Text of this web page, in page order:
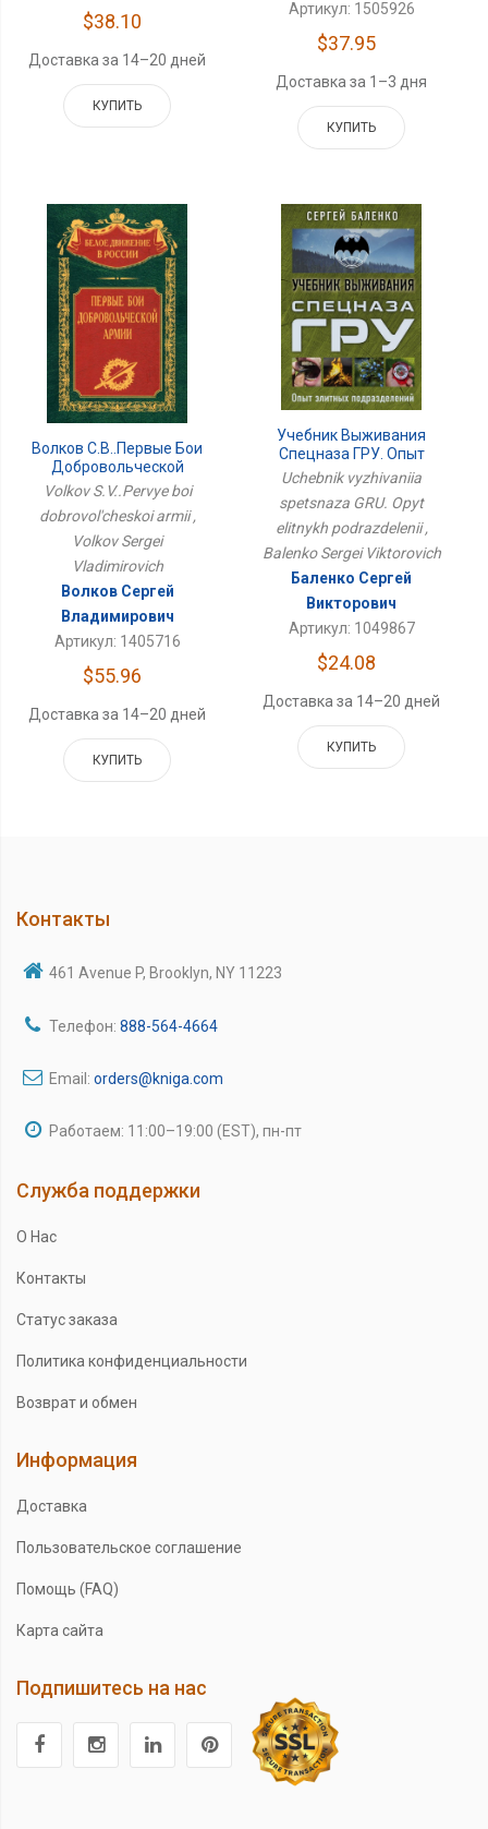
$38.10
Доставка за 14–20 дней
КУПИТЬ
Артикул: 1505926
$37.95
Доставка за 1–3 дня
КУПИТЬ
Волков С.В..Первые Бои
Добровольческой
Армии
Volkov S.V..Pervye boi
dobrovol'cheskoi armii ,
Volkov Sergei
Vladimirovich
Волков Сергей
Владимирович
Артикул: 1405716
$55.96
Доставка за 14–20 дней
КУПИТЬ
Учебник Выживания
Спецназа ГРУ. Опыт
Элитных
Подразделений
Uchebnik vyzhivaniia
spetsnaza GRU. Opyt
elitnykh podrazdelenii ,
Balenko Sergei Viktorovich
Баленко Сергей
Викторович
Артикул: 1049867
$24.08
Доставка за 14–20 дней
КУПИТЬ
Контакты
461 Avenue P, Brooklyn, NY 11223
Телефон: 888-564-4664
Email: orders@kniga.com
Работаем: 11:00–19:00 (EST), пн-пт
Служба поддержки
О Нас
Контакты
Статус заказа
Политика конфиденциальности
Возврат и обмен
Информация
Доставка
Пользовательское соглашение
Помощь (FAQ)
Карта сайта
Подпишитесь на нас